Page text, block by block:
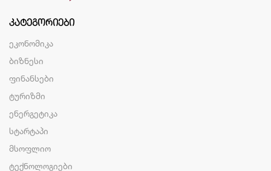
ᲙᲐᲢᲔᲒᲝᲠᲘᲔᲑᲘ
ეკონომიკა
ბიზნესი
ფინანსები
ტურიზმი
ენერგეტიკა
სტარტაპი
მსოფლიო
ტექნოლოგიები